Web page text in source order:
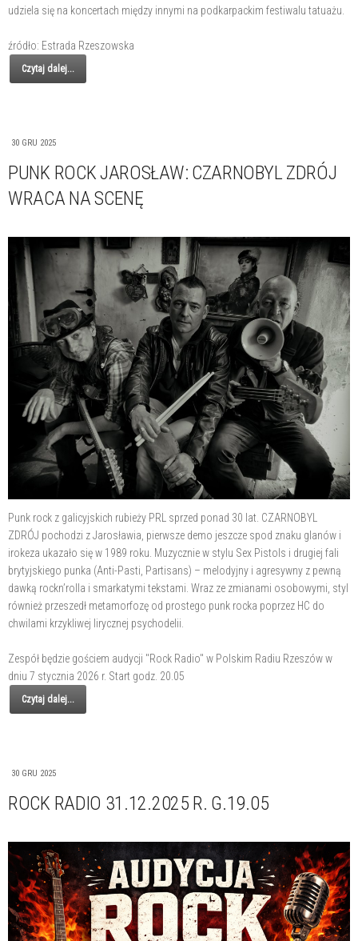
udziela się na koncertach między innymi na podkarpackim festiwalu tatuażu.
źródło: Estrada Rzeszowska
Czytaj dalej...
30 GRU 2025
PUNK ROCK JAROSŁAW: CZARNOBYL ZDRÓJ
WRACA NA SCENĘ
Punk rock z galicyjskich rubieży PRL sprzed ponad 30 lat. CZARNOBYL
ZDRÓJ pochodzi z Jarosławia, pierwsze demo jeszcze spod znaku glanów i
irokeza ukazało się w 1989 roku. Muzycznie w stylu Sex Pistols i drugiej fali
brytyjskiego punka (Anti-Pasti, Partisans) – melodyjny i agresywny z pewną
dawką rockn’rolla i smarkatymi tekstami. Wraz ze zmianami osobowymi, styl
również przeszedł metamorfozę od prostego punk rocka poprzez HC do
chwilami krzykliwej lirycznej psychodelii.
Zespół będzie gościem audycji "Rock Radio" w Polskim Radiu Rzeszów w
dniu 7 stycznia 2026 r. Start godz. 20.05
Czytaj dalej...
30 GRU 2025
ROCK RADIO 31.12.2025 R. G.19.05